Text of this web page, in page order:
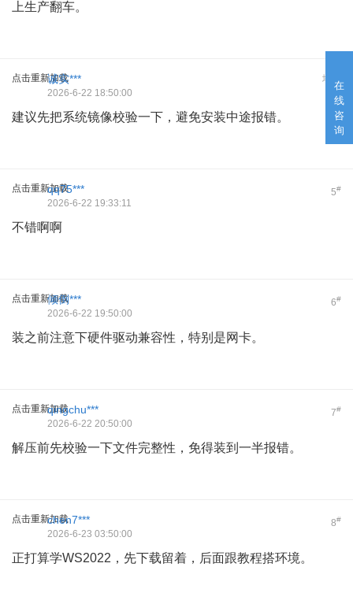
在
线
咨
询
上生产翻车。
点击重新加载 地板
诚实***
2026-6-22 18:50:00
建议先把系统镜像校验一下，避免安装中途报错。
点击重新加载 5#
qq75***
2026-6-22 19:33:11
不错啊啊
点击重新加载 6#
倾倒***
2026-6-22 19:50:00
装之前注意下硬件驱动兼容性，特别是网卡。
点击重新加载 7#
qingchu***
2026-6-22 20:50:00
解压前先校验一下文件完整性，免得装到一半报错。
点击重新加载 8#
chen7***
2026-6-23 03:50:00
正打算学WS2022，先下载留着，后面跟教程搭环境。